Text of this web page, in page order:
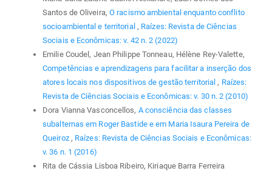
Santos de Oliveira, O racismo ambiental enquanto conflito
socioambiental e territorial , Raízes: Revista de Ciências
Sociais e Econômicas: v. 42 n. 2 (2022)
Emilie Coudel, Jean Philippe Tonneau, Hélène Rey-Valette,
Competências e aprendizagens para facilitar a inserção dos
atores locais nos dispositivos de gestão territorial , Raízes:
Revista de Ciências Sociais e Econômicas: v. 30 n. 2 (2010)
Dora Vianna Vasconcellos, A consciência das classes
subalternas em Roger Bastide e em Maria Isaura Pereira de
Queiroz , Raízes: Revista de Ciências Sociais e Econômicas:
v. 36 n. 1 (2016)
Rita de Cássia Lisboa Ribeiro, Kiriaque Barra Ferreira